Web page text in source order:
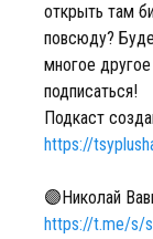
открыть там
повсюду?
многое
подписаться!
Подкаст
https://
🟣Николай
https://t.me/s/